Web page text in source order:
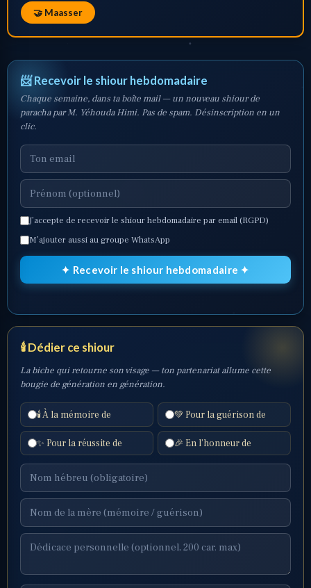
🤝 Maasser
📨 Recevoir le shiour hebdomadaire
Chaque semaine, dans ta boîte mail — un nouveau shiour de
paracha par M. Yéhouda Himi. Pas de spam. Désinscription en un
clic.
J’accepte de recevoir le shiour hebdomadaire par email (RGPD)
M’ajouter aussi au groupe WhatsApp
✦ Recevoir le shiour hebdomadaire ✦
🕯️ Dédier ce shiour
La biche qui retourne son visage — ton partenariat allume cette
bougie de génération en génération.
🕯️ À la mémoire de 💚 Pour la guérison de
✨ Pour la réussite de 🎉 En l’honneur de